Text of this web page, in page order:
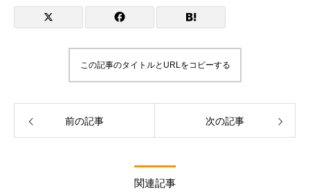
この記事のタイトルとURLをコピーする
前の記事 次の記事
関連記事